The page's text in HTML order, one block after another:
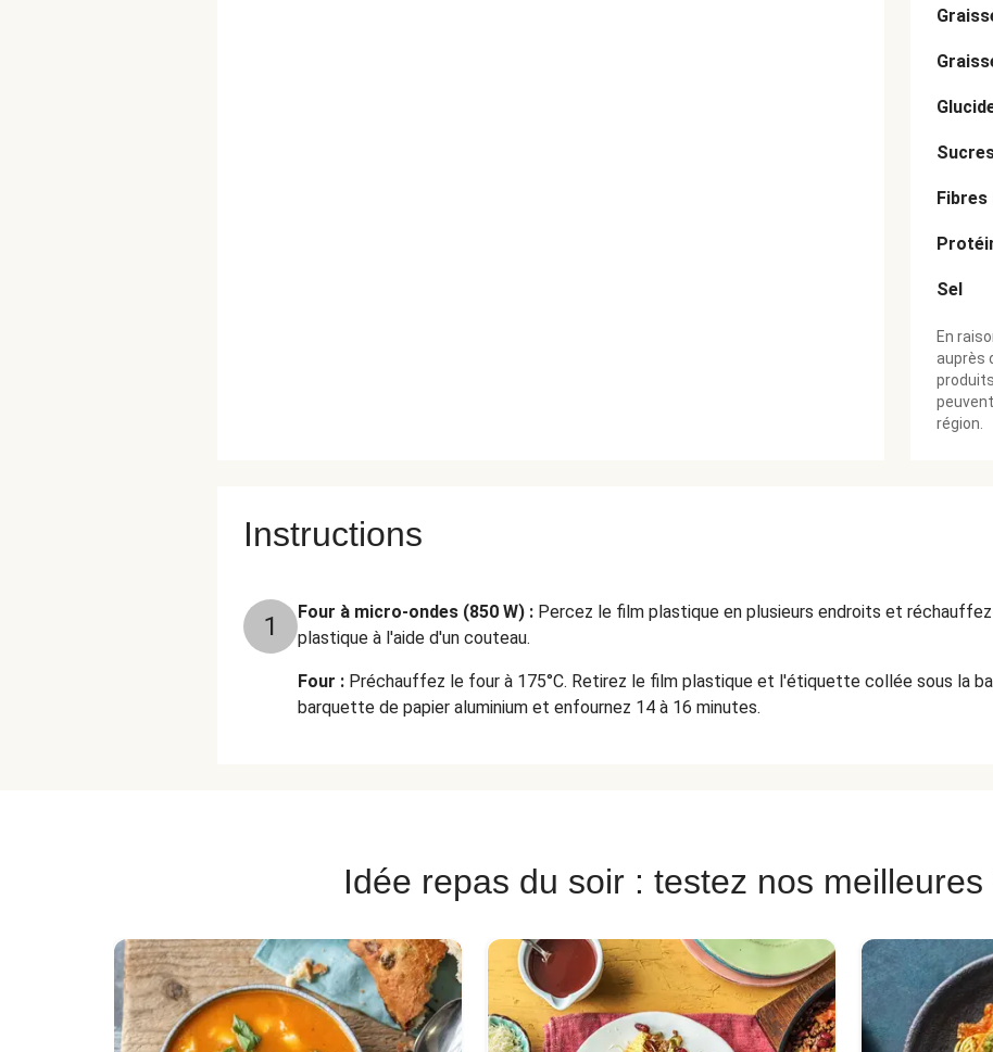
Sel
En
auprès
région.
Instructions
1 Four à micro-ondes (850 W) : Percez le film plastique en plusieurs endroits et
plastique à l'aide d'un couteau.
Four : Préchauffez le four à 175°C. Retirez le film plastique et l'étiquette collée sous la
barquette de papier aluminium et enfournez 14 à 16 minutes.
Idée repas du soir : testez nos